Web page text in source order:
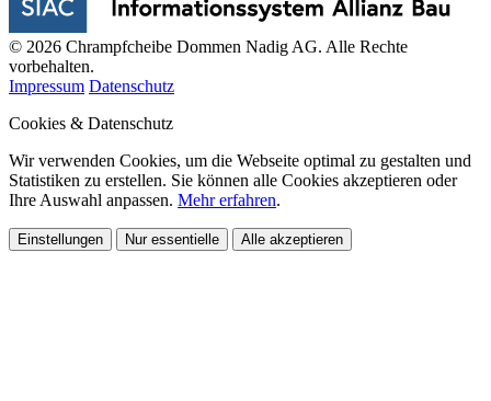
© 2026 Chrampfcheibe Dommen Nadig AG. Alle Rechte
vorbehalten.
Impressum Datenschutz
Cookies & Datenschutz
Wir verwenden Cookies, um die Webseite optimal zu gestalten und
Statistiken zu erstellen. Sie können alle Cookies akzeptieren oder
Ihre Auswahl anpassen. Mehr erfahren.
Einstellungen Nur essentielle Alle akzeptieren